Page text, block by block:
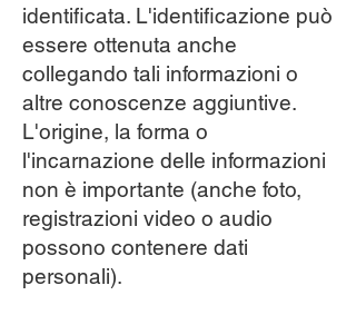
identificata. L'identificazione può
essere ottenuta anche
collegando tali informazioni o
altre conoscenze aggiuntive.
L'origine, la forma o
l'incarnazione delle informazioni
non è importante (anche foto,
registrazioni video o audio
possono contenere dati
personali).